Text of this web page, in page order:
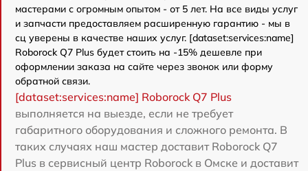
мастерами с огромным опытом - от 5 лет. На все виды услуг
и запчасти предоставляем расширенную гарантию - мы в
сц уверены в качестве наших услуг. [dataset:services:name]
Roborock Q7 Plus будет стоить на -15% дешевле при
оформлении заказа на сайте через звонок или форму
обратной связи.
[dataset:services:name] Roborock Q7 Plus
выполняется на выезде, если не требует
габаритного оборудования и сложного ремонта. В
таких случаях наш мастер доставит Roborock Q7
Plus в сервисный центр Roborock в Омске и доставит